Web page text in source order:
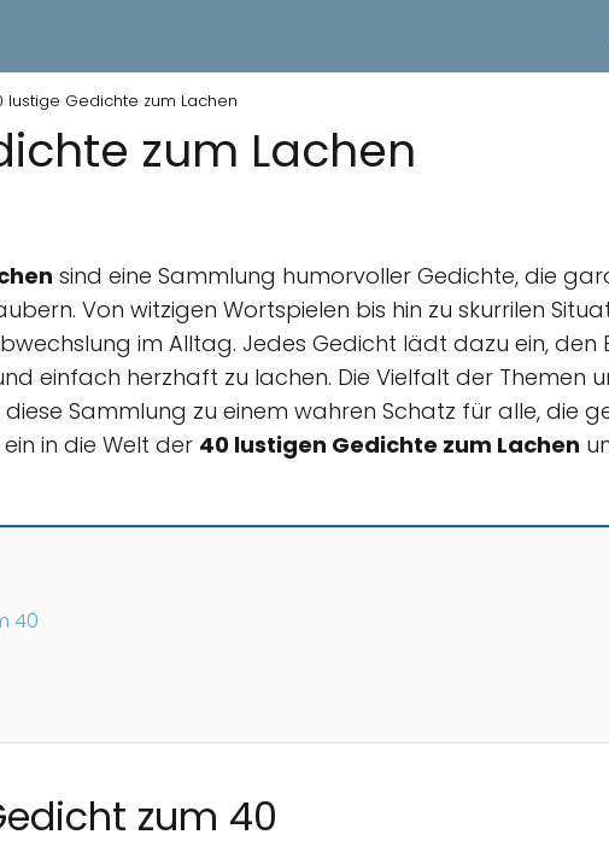
lustige Gedichte zum Lachen
zum Lachen
sind eine Sammlung humorvoller Gedichte, die
Von witzigen Wortspielen bis hin zu skurrilen
im Alltag. Jedes Gedicht lädt dazu ein, den
einfach herzhaft zu lachen. Die Vielfalt der Themen
Sammlung zu einem wahren Schatz für alle, die
in die Welt der 40 lustigen Gedichte zum Lachen
40
zum 40